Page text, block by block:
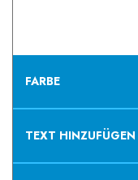
FARBE
TEXT HINZUFÜGEN